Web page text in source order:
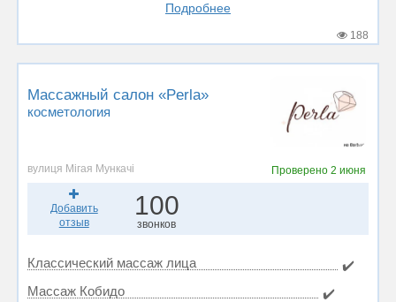
Подробнее
188
Массажный салон «Perla»
косметология
вулиця Мігая Мункачі Проверено 2 июня
Добавить
отзыв
100
звонков
Классический массаж лица
✔️
Массаж Кобидо
✔️